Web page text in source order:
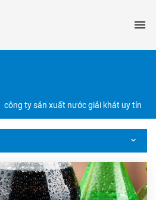
công ty sản xuất nước giải khát uy tín